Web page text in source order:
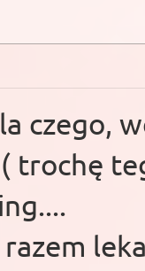
czego,
trochę